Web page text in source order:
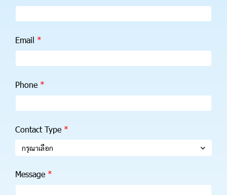
Email
Phone
Contact Type
กรุณาเลือก
Message